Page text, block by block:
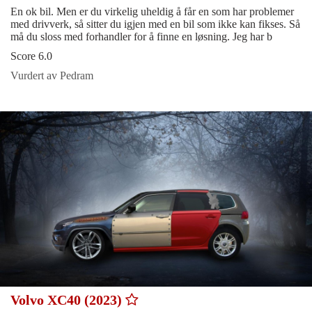
En ok bil. Men er du virkelig uheldig å får en som har problemer
med drivverk, så sitter du igjen med en bil som ikke kan fikses. Så
må du sloss med forhandler for å finne en løsning. Jeg har b
Score 6.0
Vurdert av Pedram
Volvo XC40 (2023)